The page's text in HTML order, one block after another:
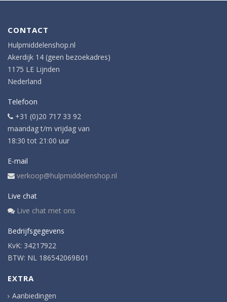
CONTACT
Hulpmiddelenshop.nl
Akerdijk 14 (geen bezoekadres)
1175 LE Lijnden
Nederland
Telefoon
+31 (0)20 717 33 92
maandag t/m vrijdag van
18:30 tot 21:00 uur
E-mail
verkoop@hulpmiddelenshop.nl
Live chat
Live chat met ons
Bedrijfsgegevens
KvK: 34217922
BTW: NL 186542069B01
EXTRA
Aanbiedingen